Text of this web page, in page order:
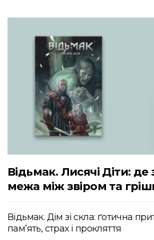
Відьмак. Лисячі Діти: де
межа між звіром та
Відьмак. Дім зі скла: ґотична
пам’ять, страх і прокляття